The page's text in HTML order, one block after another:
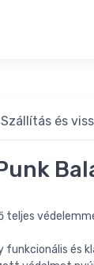
Szállítás és
teljes
funkcionális és